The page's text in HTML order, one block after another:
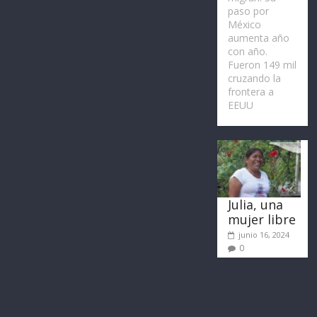
paso por
México
aumenta año
con año.
Fueron 149 mil
cruzando la
frontera a
EEUU
Julia, una
mujer libre
junio 16, 2024
0